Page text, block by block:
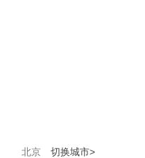
北京 切换城市>